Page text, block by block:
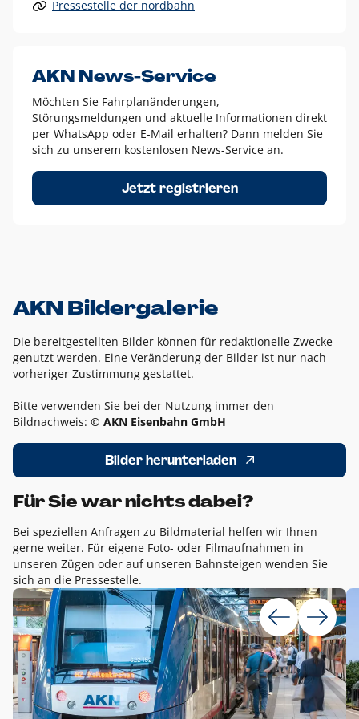
Alle anderen Logo-Varianten dürfen nur in Ausnahmefällen
Diese Ausnahmen sind zum Beispiel:
dem AKN Blau,
weißes Logo auf Fotohintergründen,
schwarzes Logo für reine Schwarz-Weiß-Umsetzungen
Um das Logo herum muss ein Schutzraum von jeweils einer
Höhe bzw. Breite des N aus AKN in alle Richtungen
Pressestelle der nordbahn
AKN News-Service
Möchten Sie Fahrplanänderungen,
Störungsmeldungen und aktuelle Informationen direkt
per WhatsApp oder E-Mail erhalten? Dann melden Sie
sich zu unserem kostenlosen News-Service an.
Jetzt registrieren
AKN Bildergalerie
Die bereitgestellten Bilder können für redaktionelle Zwecke
genutzt werden. Eine Veränderung der Bilder ist nur nach
vorheriger Zustimmung gestattet.
Bitte verwenden Sie bei der Nutzung immer den
Bildnachweis: © AKN Eisenbahn GmbH
Bilder herunterladen
Für Sie war nichts dabei?
Bei speziellen Anfragen zu Bildmaterial helfen wir Ihnen
gerne weiter. Für eigene Foto- oder Filmaufnahmen in
unseren Zügen oder auf unseren Bahnsteigen wenden Sie
sich an die Pressestelle.